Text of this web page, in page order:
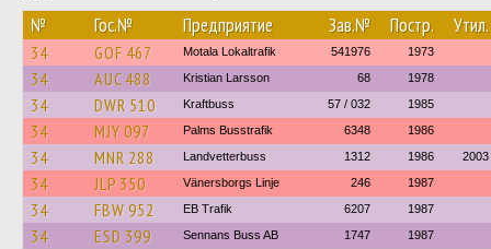
№ Гос.№ Предприятие Зав.№ Постр. Утил.
34 GOF 467 Motala Lokaltrafik 541976 1973
34 AUC 488 Kristian Larsson 68 1978
34 DWR 510 Kraftbuss 57 / 032 1985
34 MJY 097 Palms Busstrafik 6348 1986
34 MNR 288 Landvetterbuss 1312 1986 2003
34 JLP 350 Vänersborgs Linje 246 1987
34 FBW 952 EB Trafik 6207 1987
34 ESD 399 Sennans Buss AB 1747 1987